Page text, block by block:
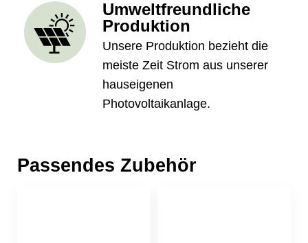
Umweltfreundliche
Produktion
Unsere Produktion bezieht die
meiste Zeit Strom aus unserer
hauseigenen
Photovoltaikanlage.
Passendes Zubehör